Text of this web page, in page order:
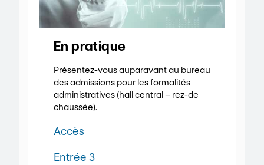
En pratique
Présentez-vous auparavant au bureau
des admissions pour les formalités
administratives (hall central – rez-de
chaussée).
Accès
Entrée 3